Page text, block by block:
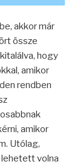
akkor már
össze
hogy
amikor
rendben
amikor
Utólag,
lehetett volna